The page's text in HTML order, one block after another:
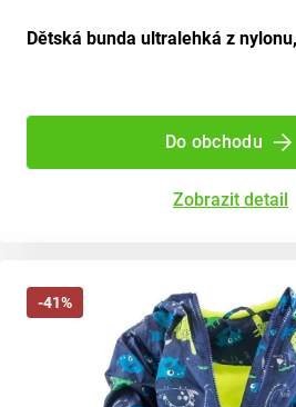
Do obchodu
Zobrazit detail
-41%